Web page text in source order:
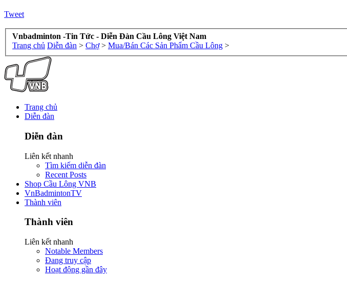
Tweet
Vnbadminton -Tin Tức - Diễn Đàn Cầu Lông Việt Nam
Trang chủ Diễn đàn > Chợ > Mua/Bán Các Sản Phẩm Cầu Lông >
Trang chủ
Diễn đàn
Diễn đàn
Liên kết nhanh
Tìm kiếm diễn đàn
Recent Posts
Shop Cầu Lông VNB
VnBadmintonTV
Thành viên
Thành viên
Liên kết nhanh
Notable Members
Đang truy cập
Hoạt động gần đây